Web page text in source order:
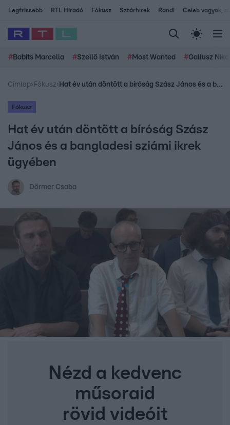
Legfrissebb RTL Híradó Fókusz Sztárhírek Randi Celeb vagyok,
# Babits Marcella #Szellő István # Most Wanted #Gallusz
Címlap› Fókusz› Hat év után döntött a bíróság Szász János és a bangladesi sziámi ikrek ügyében
Fókusz
Hat év után döntött a bíróság Szász
János és a bangladesi sziámi ikrek
ügyében
Dörmer Csaba
Nézd a kedvenc
műsoraid
rövid videóit